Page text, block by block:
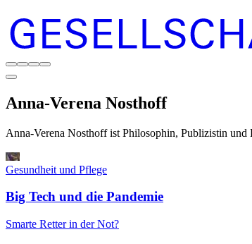
Anna-Verena Nosthoff
Anna-Verena Nosthoff ist Philosophin, Publizistin und
Gesundheit und Pflege
Big Tech und die Pandemie
Smarte Retter in der Not?